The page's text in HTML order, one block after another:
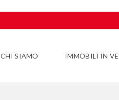
CHI SIAMO IMMOBILI IN